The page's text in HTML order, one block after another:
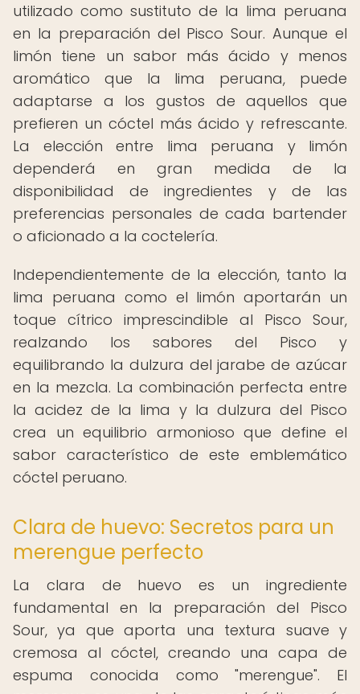
utilizado como sustituto de la lima peruana
en la preparación del Pisco Sour. Aunque el
limón tiene un sabor más ácido y menos
aromático que la lima peruana, puede
adaptarse a los gustos de aquellos que
prefieren un cóctel más ácido y refrescante.
La elección entre lima peruana y limón
dependerá en gran medida de la
disponibilidad de ingredientes y de las
preferencias personales de cada bartender
o aficionado a la coctelería.
Independientemente de la elección, tanto la
lima peruana como el limón aportarán un
toque cítrico imprescindible al Pisco Sour,
realzando los sabores del Pisco y
equilibrando la dulzura del jarabe de azúcar
en la mezcla. La combinación perfecta entre
la acidez de la lima y la dulzura del Pisco
crea un equilibrio armonioso que define el
sabor característico de este emblemático
cóctel peruano.
Clara de huevo: Secretos para un
merengue perfecto
La clara de huevo es un ingrediente
fundamental en la preparación del Pisco
Sour, ya que aporta una textura suave y
cremosa al cóctel, creando una capa de
espuma conocida como "merengue". El